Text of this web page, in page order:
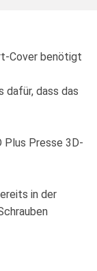
Cover benötigt
dafür, dass das
Plus Presse 3D-
in der